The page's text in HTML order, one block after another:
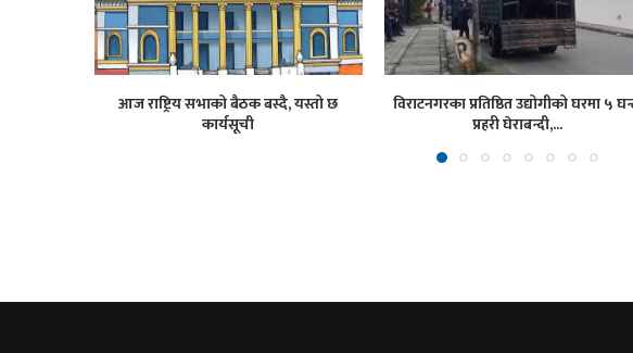
आज राष्ट्रिय सभाको बैठक बस्दै, यस्तो छ
कार्यसूची
विराटनगरका प्रतिष्ठित उद्योगीको घरमा ५
प्रहरी घेराबन्दी,...